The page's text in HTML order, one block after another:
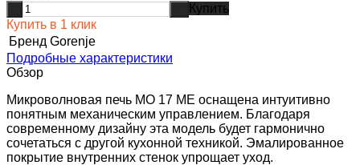
Купить
Купить в 1 клик
Бренд Gorenje
Подробные характеристики
Обзор
Микроволновая печь MO 17 ME оснащена интуитивно
понятным механическим управлением. Благодаря
современному дизайну эта модель будет гармонично
сочетаться с другой кухонной техникой. Эмалированное
покрытие внутренних стенок упрощает уход.